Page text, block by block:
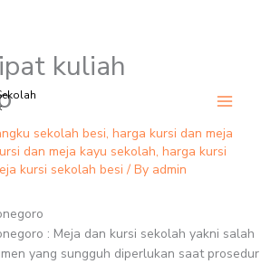
kuliah
sekolah besi, harga kursi dan meja
dan meja kayu sekolah, harga kursi
kursi sekolah besi / By admin
: Meja dan kursi sekolah yakni salah
yang sungguh diperlukan saat prosedur